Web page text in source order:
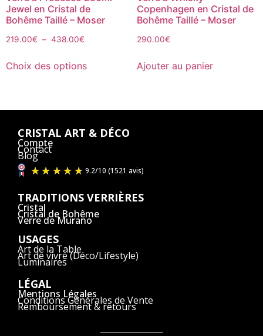
Jewel en Cristal de
Bohême Taillé – Moser
219.00€ – 438.00€
Choix des options
Copenhagen en Cristal de
Bohême Taillé – Moser
290.00€
Ajouter au panier
CRISTAL ART & DÉCO
Compte
Contact
Blog
TRADITIONS VERRIÈRES
Cristal
Cristal de Bohême
Verre de Murano
USAGES
Art de la Table
Art de vivre (Déco/Lifestyle)
Luminaires
LÉGAL
Mentions Légales
Conditions Générales de Vente
Remboursement & retours